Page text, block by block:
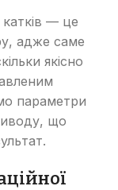
катків — це
адже саме
якісно
параметри
що